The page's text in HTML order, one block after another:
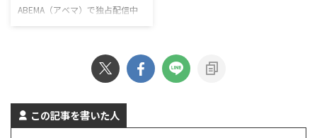
無料！／ 『残念ながら明日も出
ABEMA（アベマ）で独占配信中
の韓国ドラマを一挙紹介！
ラマとは？ ABEMAでは、オリジ
ナルのドラマや恋愛リアリティー
ショー、アニメ、スポーツなど、
ドラマをはじめとするアジアドラ
マも豊富で、特にK-POPアイドル
この記事を書いた人